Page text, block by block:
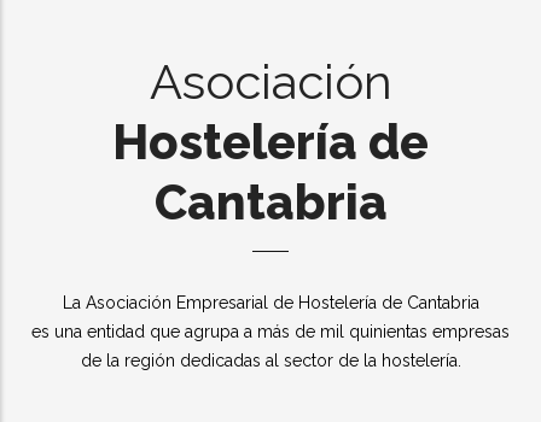
Asociación
Hostelería de
Cantabria
La Asociación Empresarial de Hostelería de Cantabria
es una entidad que agrupa a más de mil quinientas empresas
de la región dedicadas al sector de la hostelería.